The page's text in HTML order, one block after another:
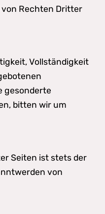
von Rechten Dritter
Vollständigkeit
gesonderte
bitten wir um
Seiten ist stets der
von